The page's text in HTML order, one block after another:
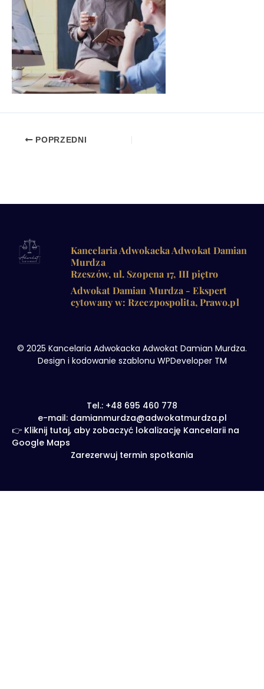
POPRZEDNI
Kancelaria Adwokacka Adwokat Damian
Murdza
Rzeszów, ul. Szopena 17, III piętro
Adwokat Damian Murdza - Ekspert
cytowany w: Rzeczpospolita, Prawo.pl
© 2025 Kancelaria Adwokacka Adwokat Damian Murdza.
Design i kodowanie szablonu WPDeveloper TM
Tel.: +48 695 460 778
e-mail: damianmurdza@adwokatmurdza.pl
👉 Kliknij tutaj, aby zobaczyć lokalizację Kancelarii na
Google Maps
Zarezerwuj termin spotkania